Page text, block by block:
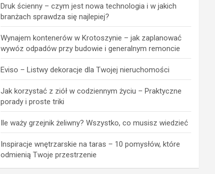
Druk ścienny – czym jest nowa technologia i w jakich
branżach sprawdza się najlepiej?
Wynajem kontenerów w Krotoszynie – jak zaplanować
wywóz odpadów przy budowie i generalnym remoncie
Eviso – Listwy dekoracje dla Twojej nieruchomości
Jak korzystać z ziół w codziennym życiu – Praktyczne
porady i proste triki
Ile waży grzejnik żeliwny? Wszystko, co musisz wiedzieć
Inspiracje wnętrzarskie na taras – 10 pomysłów, które
odmienią Twoje przestrzenie